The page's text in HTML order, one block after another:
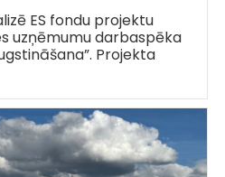
ES fondu projektu
uzņēmumu darbaspēka
Projekta